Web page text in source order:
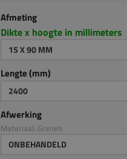
Afmeting
Dikte x hoogte in millimeters
15 X 90 MM
Lengte (mm)
2400
Afwerking
Materiaal: Grenen
ONBEHANDELD